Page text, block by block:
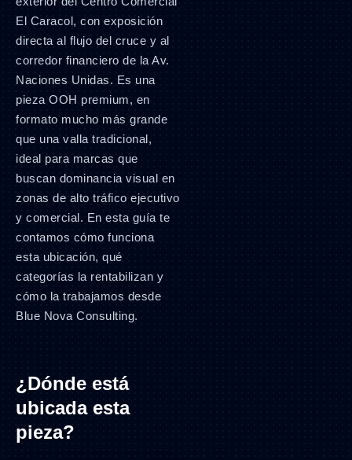
El Caracol, con exposición
directa al flujo del cruce y al
corredor financiero de la Av.
Naciones Unidas. Es una
pieza OOH premium, en
formato mucho más grande
que una valla tradicional,
ideal para marcas que
buscan dominancia visual en
zonas de alto tráfico ejecutivo
y comercial. En esta guía te
contamos cómo funciona
esta ubicación, qué
categorías la rentabilizan y
cómo la trabajamos desde
Blue Nova Consulting.
¿Dónde está
ubicada esta
pieza?